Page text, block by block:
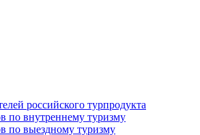
российского турпродукта
по внутреннему туризму
по выездному туризму